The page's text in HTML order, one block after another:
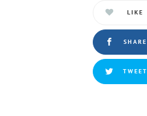
LIKE
SHARE
TWEET